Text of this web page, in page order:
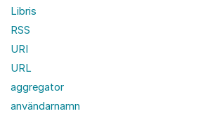
Libris
RSS
URI
URL
aggregator
användarnamn